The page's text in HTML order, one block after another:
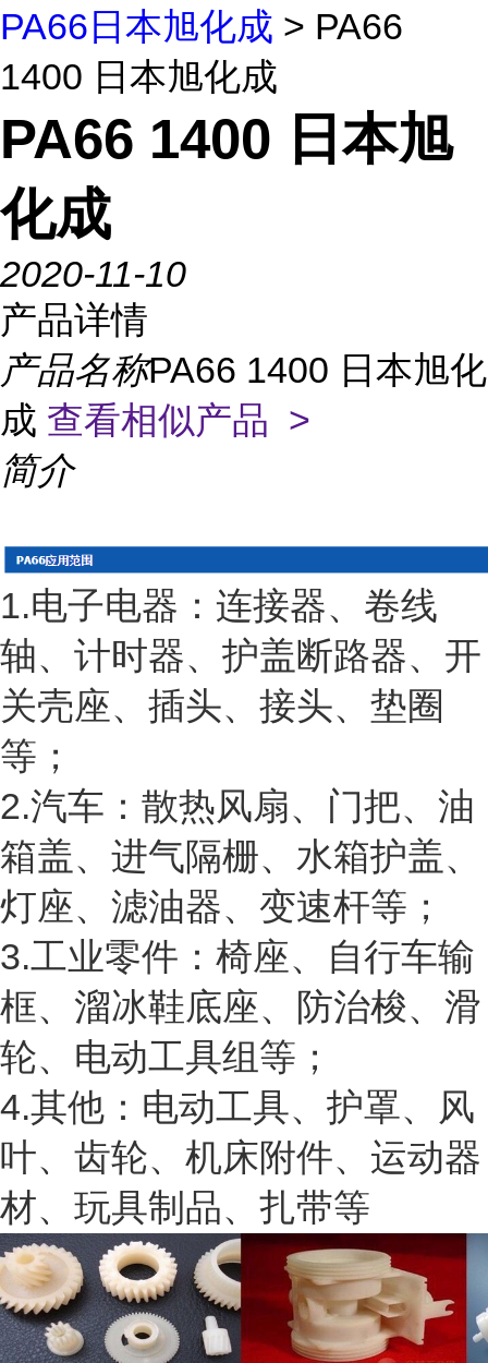
PA66日本旭化成 > PA66
1400 日本旭化成
PA66 1400 日本旭
化成
2020-11-10
产品详情
产品名称PA66 1400 日本旭化
成 查看相似产品 >
简介
1.电子电器：连接器、卷线
轴、计时器、护盖断路器、开
关壳座、插头、接头、垫圈
等；
2.汽车：散热风扇、门把、油
箱盖、进气隔栅、水箱护盖、
灯座、滤油器、变速杆等；
3.工业零件：椅座、自行车输
框、溜冰鞋底座、防治梭、滑
轮、电动工具组等；
4.其他：电动工具、护罩、风
叶、齿轮、机床附件、运动器
材、玩具制品、扎带等